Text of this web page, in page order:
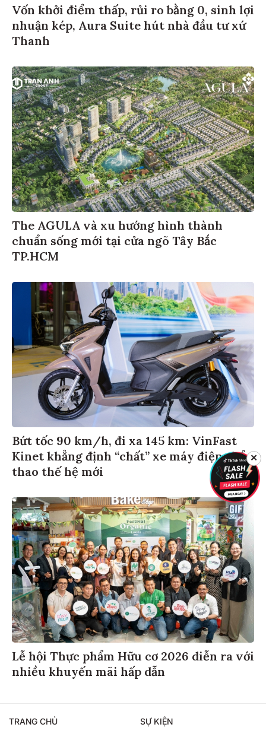
Vốn khởi điểm thấp, rủi ro bằng 0, sinh lợi
nhuận kép, Aura Suite hút nhà đầu tư xứ
Thanh
The AGULA và xu hướng hình thành
chuẩn sống mới tại cửa ngõ Tây Bắc
TP.HCM
Bứt tốc 90 km/h, đi xa 145 km: VinFast
Kinet khẳng định “chất” xe máy điện thể
thao thế hệ mới
Lễ hội Thực phẩm Hữu cơ 2026 diễn ra với
nhiều khuyến mãi hấp dẫn
TRANG CHỦ SỰ KIỆN
✕